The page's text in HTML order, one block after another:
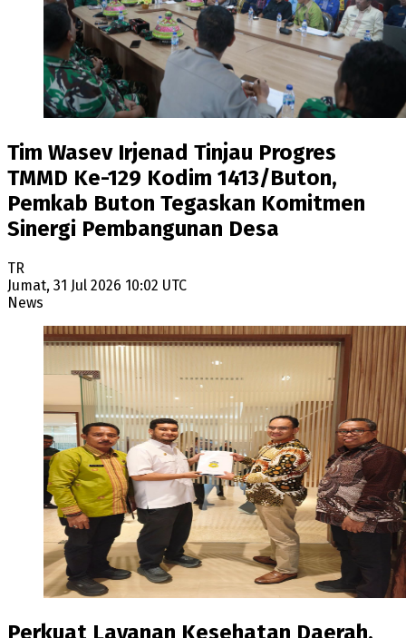
Tim Wasev Irjenad Tinjau Progres
TMMD Ke-129 Kodim 1413/Buton,
Pemkab Buton Tegaskan Komitmen
Sinergi Pembangunan Desa
TR
Jumat, 31 Jul 2026 10:02 UTC
News
Perkuat Layanan Kesehatan Daerah,